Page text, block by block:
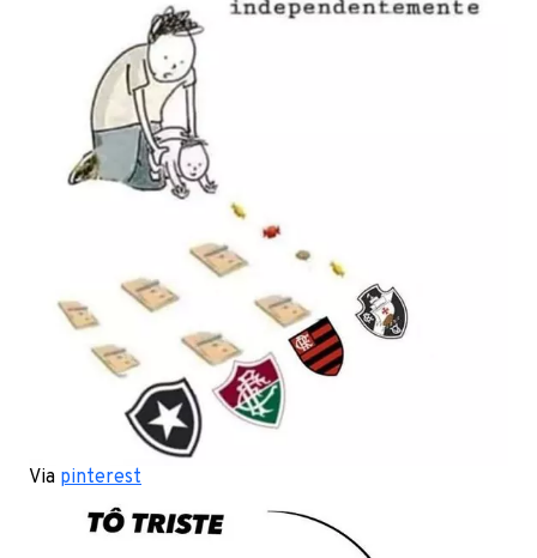
Via pinterest